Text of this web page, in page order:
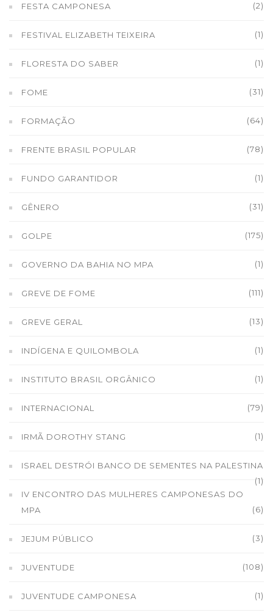
FESTA CAMPONESA (2)
FESTIVAL ELIZABETH TEIXEIRA (1)
FLORESTA DO SABER (1)
FOME (31)
FORMAÇÃO (64)
FRENTE BRASIL POPULAR (78)
FUNDO GARANTIDOR (1)
GÊNERO (31)
GOLPE (175)
GOVERNO DA BAHIA NO MPA (1)
GREVE DE FOME (111)
GREVE GERAL (13)
INDÍGENA E QUILOMBOLA (1)
INSTITUTO BRASIL ORGÂNICO (1)
INTERNACIONAL (79)
IRMÃ DOROTHY STANG (1)
ISRAEL DESTRÓI BANCO DE SEMENTES NA PALESTINA
(1)
IV ENCONTRO DAS MULHERES CAMPONESAS DO
MPA
(6)
JEJUM PÚBLICO (3)
JUVENTUDE (108)
JUVENTUDE CAMPONESA (1)